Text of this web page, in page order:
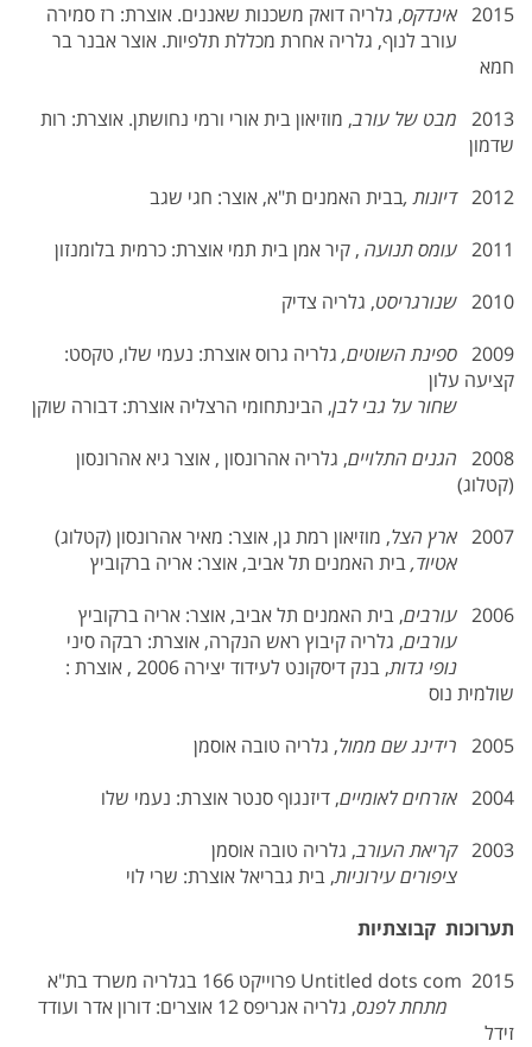
2015 אינדקס, גלריה דואק משכנות שאננים. אוצרת: רז סמירה
עורב לנוף, גלריה אחרת מכללת תלפיות. אוצר אבנר בר
חמא
2013 מבט של עורב, מוזיאון בית אורי ורמי נחושתן. אוצרת: רות
שדמון
2012 דיונות ,בבית האמנים ת"א, אוצר: חגי שגב
2011 עומס תנועה , קיר אמן בית תמי אוצרת: כרמית בלומנזון
2010 שנורגריסט, גלריה צדיק
2009 ספינת השוטים, גלריה גרוס אוצרת: נעמי שלו, טקסט:
קציעה עלון
שחור על גבי לבן, הבינתחומי הרצליה אוצרת: דבורה שוקן
2008 הגנים התלויים, גלריה אהרונסון , אוצר גיא אהרונסון
(קטלוג)
2007 ארץ הצל, מוזיאון רמת גן, אוצר: מאיר אהרונסון (קטלוג)
אטיוד,בית האמנים תל אביב, אוצר: אריה ברקוביץ
2006 עורבים, בית האמנים תל אביב, אוצר: אריה ברקוביץ
עורבים, גלריה קיבוץ ראש הנקרה, אוצרת: רבקה סיני
נופי גדות
, בנק דיסקונט לעידוד יצירה 2006 , אוצרת :
שולמית נוס
2005 רידינג שם ממול, גלריה טובה אוסמן
2004 אזרחים לאומיים, דיזנגוף סנטר אוצרת: נעמי שלו
2003 קריאת העורב, גלריה טובה אוסמן
ציפורים עירוניות, בית גבריאל אוצרת: שרי לוי
תערוכות קבוצתיות
2015 Untitled dots com פרוייקט 166 בגלריה משרד בת"א
מתחת לפנס
, גלריה אגריפס 12 אוצרים: דורון אדר ועודד
זידל